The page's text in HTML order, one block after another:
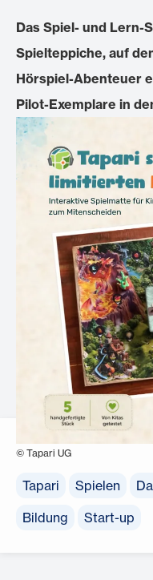
Das Spiel- und Lern-
Spielteppiche, auf
Hörspiel-Abenteuer
Pilot-Exemplare in
© Tapari UG
Tapari Spielen
Bildung
Start-up